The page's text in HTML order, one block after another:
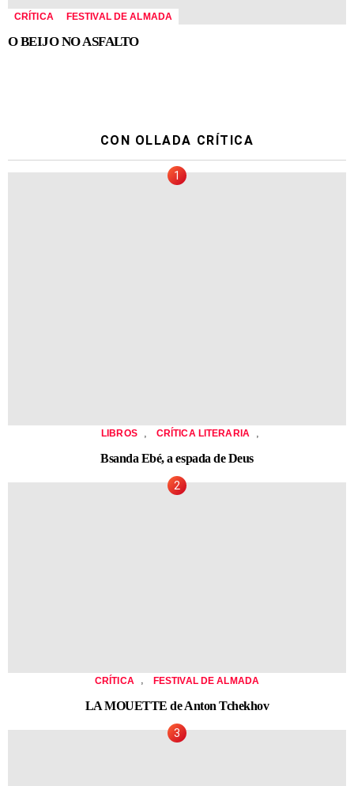
CRÍTICA FESTIVAL DE ALMADA
O BEIJO NO ASFALTO
CON OLLADA CRÍTICA
LIBROS CRÍTICA LITERARIA
Bsanda Ebé, a espada de Deus
CRÍTICA , FESTIVAL DE ALMADA
LA MOUETTE de Anton Tchekhov